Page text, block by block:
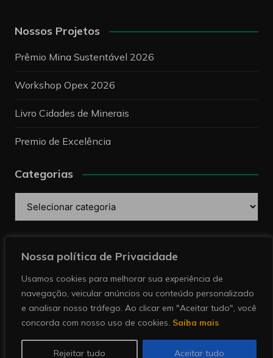
Nossa política de Privacidade
Usamos cookies para melhorar sua experiência de
navegação, veicular anúncios ou conteúdo personalizado
e analisar nosso tráfego. Ao clicar em "Aceitar tudo", você
concorda com nosso uso de cookies. Saiba mais
Rejeitar tudo Aceitar tudo
Nossos Projetos
Prêmio Mina Sustentável 2026
Workshop Opex 2026
Livro Cidades de Minerais
Premio de Excelência
Categorias
mineração. Todos direitos reservados.